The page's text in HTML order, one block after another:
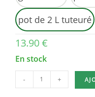
pot de 2 L tuteuré
13.90€
En stock
- +